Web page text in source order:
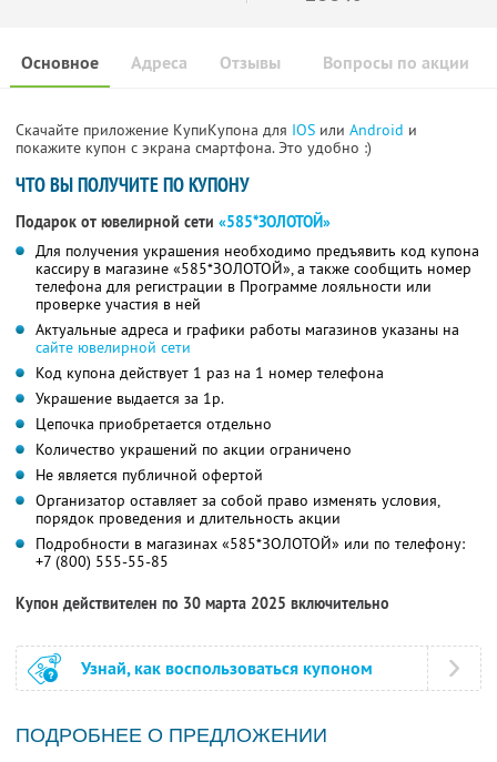
Основное Отзывы Вопросы по акции
Адреса
Скачайте приложение КупиКупона для IOS или Android и
покажите купон с экрана смартфона. Это удобно :)
ЧТО ВЫ ПОЛУЧИТЕ ПО КУПОНУ
Подарок от ювелирной сети «585*ЗОЛОТОЙ»
Для получения украшения необходимо предъявить код купона
кассиру в магазине «585*ЗОЛОТОЙ», а также сообщить номер
телефона для регистрации в Программе лояльности или
проверке участия в ней
Актуальные адреса и графики работы магазинов указаны на
сайте ювелирной сети
Код купона действует 1 раз на 1 номер телефона
Украшение выдается за 1р.
Цепочка приобретается отдельно
Количество украшений по акции ограничено
Не является публичной офертой
Организатор оставляет за собой право изменять условия,
порядок проведения и длительность акции
Подробности в магазинах «585*ЗОЛОТОЙ» или по телефону:
+7 (800) 555-55-85
Купон действителен по 30 марта 2025 включительно
Узнай, как воспользоваться купоном
ПОДРОБНЕЕ О ПРЕДЛОЖЕНИИ